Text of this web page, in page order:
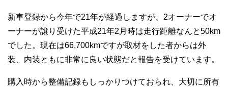
新車登録から今年で21年が経過しますが、2オーナーでオ
ーナーが譲り受けた平成21年2月時は走行距離なんと50km
でした。現在は66,700kmですが取材をした者からは外
装、内装ともに非常に良い状態だと報告を受けています。
購入時から整備記録もしっかりつけておられ、大切に所有